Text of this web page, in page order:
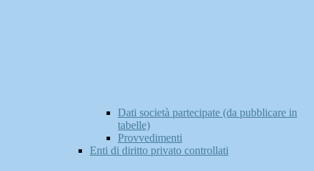
Dati società partecipate (da pubblicare in
tabelle)
Provvedimenti
Enti di diritto privato controllati